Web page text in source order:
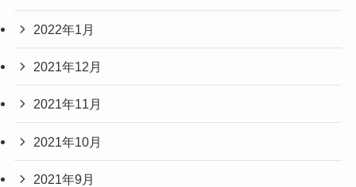
2022年1月
2021年12月
2021年11月
2021年10月
2021年9月